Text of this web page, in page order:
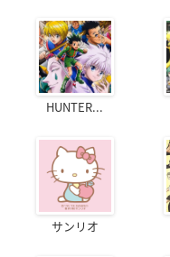
HUNTER...
サンリオ